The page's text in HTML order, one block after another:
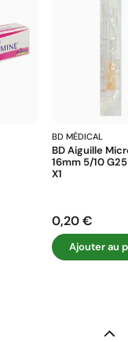
BD MÉDICAL
BD Aiguille
16mm 5/10
X1
Prix
0,20 €
Ajouter au